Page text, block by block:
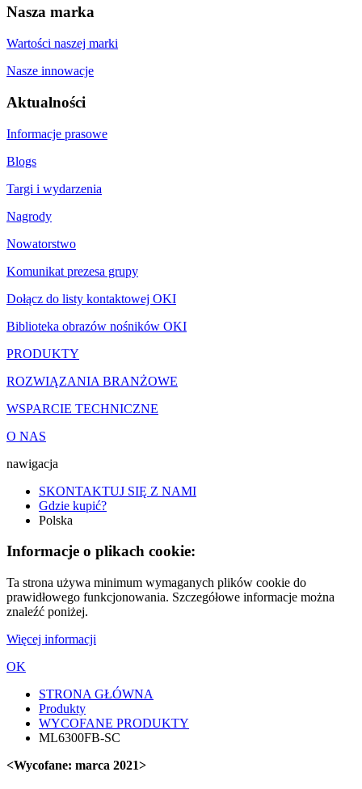
Nasza marka
Wartości naszej marki
Nasze innowacje
Aktualności
Informacje prasowe
Blogs
Targi i wydarzenia
Nagrody
Nowatorstwo
Komunikat prezesa grupy
Dołącz do listy kontaktowej OKI
Biblioteka obrazów nośników OKI
PRODUKTY
ROZWIĄZANIA BRANŻOWE
WSPARCIE TECHNICZNE
O NAS
nawigacja
SKONTAKTUJ SIĘ Z NAMI
Gdzie kupić?
Polska
Informacje o plikach cookie:
Ta strona używa minimum wymaganych plików cookie do
prawidłowego funkcjonowania. Szczegółowe informacje można
znaleźć poniżej.
Więcej informacji
OK
STRONA GŁÓWNA
Produkty
WYCOFANE PRODUKTY
ML6300FB-SC
<Wycofane: marca 2021>